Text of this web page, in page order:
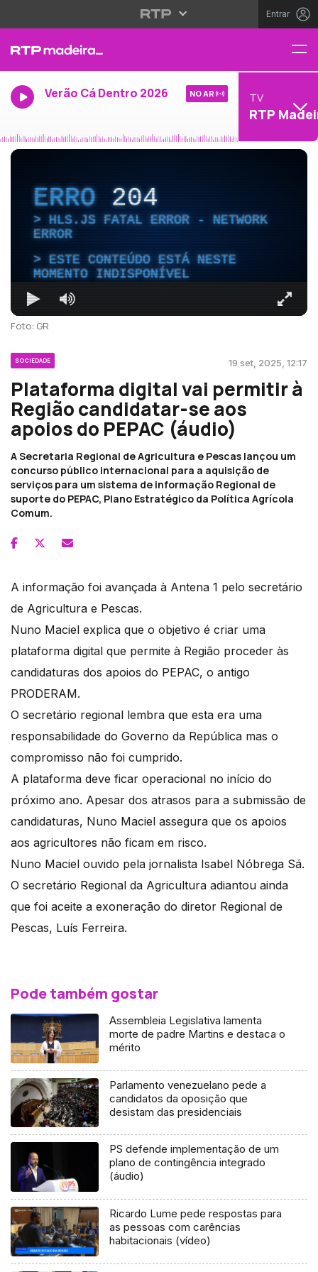
Entrar
Verão Cá Dentro 2026 NO AR TV
RTP
ERRO204
HLS.JS FATAL ERROR - NETWORK
ERROR
ESTE CONTEÚDO ESTÁ NESTE
MOMENTO INDISPONÍVEL
Foto: GR
SOCIEDADE 19 set, 2025, 12:17
Plataforma digital vai permitir à
Região candidatar-se aos
apoios do PEPAC (áudio)
A Secretaria Regional de Agricultura e Pescas lançou um
concurso público internacional para a aquisição de
serviços para um sistema de informação Regional de
suporte do PEPAC, Plano Estratégico da Política Agrícola
Comum.
A informação foi avançada à Antena 1 pelo secretário
de Agricultura e Pescas.
Nuno Maciel explica que o objetivo é criar uma
plataforma digital que permite à Região proceder às
candidaturas dos apoios do PEPAC, o antigo
PRODERAM.
O secretário regional lembra que esta era uma
responsabilidade do Governo da República mas o
compromisso não foi cumprido.
A plataforma deve ficar operacional no início do
próximo ano. Apesar dos atrasos para a submissão de
candidaturas, Nuno Maciel assegura que os apoios
aos agricultores não ficam em risco.
Nuno Maciel ouvido pela jornalista Isabel Nóbrega Sá.
O secretário Regional da Agricultura adiantou ainda
que foi aceite a exoneração do diretor Regional de
Pescas, Luís Ferreira.
Pode também gostar
Assembleia Legislativa lamenta
morte de padre Martins e destaca o
mérito
Parlamento venezuelano pede a
candidatos da oposição que
desistam das presidenciais
PS defende implementação de um
plano de contingência integrado
(áudio)
Ricardo Lume pede respostas para
as pessoas com carências
habitacionais (vídeo)